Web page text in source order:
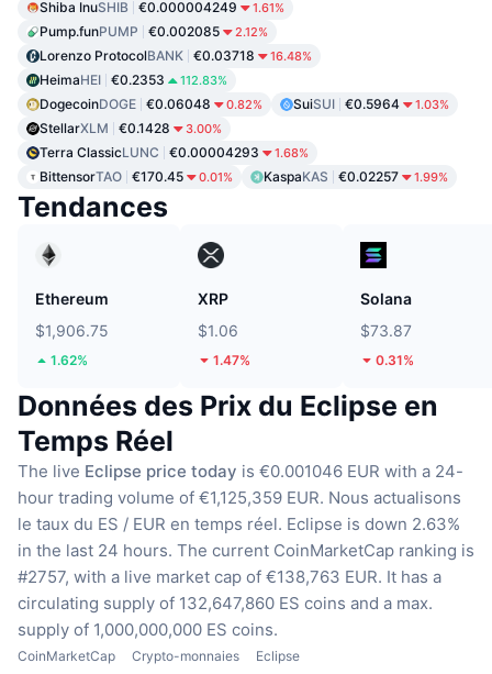
Shiba InuSHIB €0.000004249 1.61%
Pump.funPUMP €0.002085 2.12%
Lorenzo ProtocolBANK €0.03718 16.48%
HeimaHEI €0.2353 112.83%
DogecoinDOGE €0.06048 0.82% SuiSUI €0.5964 1.03%
StellarXLM €0.1428 3.00%
Terra ClassicLUNC €0.00004293 1.68%
BittensorTAO €170.45 0.01% KaspaKAS €0.02257 1.99%
Tendances
Ethereum
$1,906.75
1.62%
XRP
$1.06
1.47%
Solana
$73.87
0.31%
Données des Prix du Eclipse en
Temps Réel
The live Eclipse price today is €0.001046 EUR with a 24-
hour trading volume of €1,125,359 EUR. Nous actualisons
le taux du ES / EUR en temps réel. Eclipse is down 2.63%
in the last 24 hours. The current CoinMarketCap ranking is
#2757, with a live market cap of €138,763 EUR. It has a
circulating supply of 132,647,860 ES coins and a max.
supply of 1,000,000,000 ES coins.
CoinMarketCap Crypto-monnaies Eclipse